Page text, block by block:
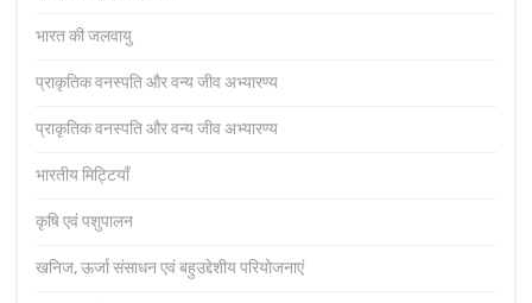
भारत की जलवायु
प्राकृतिक वनस्पति और वन्य जीव अभ्यारण्य
प्राकृतिक वनस्पति और वन्य जीव अभ्यारण्य
भारतीय मिट्टियाँ
कृषि एवं पशुपालन
खनिज, ऊर्जा संसाधन एवं बहुउद्देशीय परियोजनाएं